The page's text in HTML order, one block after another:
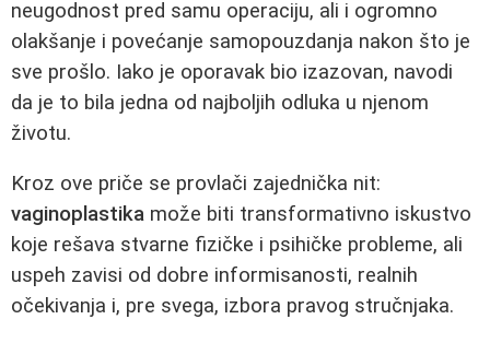
neugodnost pred samu operaciju, ali i ogromno
olakšanje i povećanje samopouzdanja nakon što je
sve prošlo. Iako je oporavak bio izazovan, navodi
da je to bila jedna od najboljih odluka u njenom
životu.
Kroz ove priče se provlači zajednička nit:
vaginoplastika može biti transformativno iskustvo
koje rešava stvarne fizičke i psihičke probleme, ali
uspeh zavisi od dobre informisanosti, realnih
očekivanja i, pre svega, izbora pravog stručnjaka.